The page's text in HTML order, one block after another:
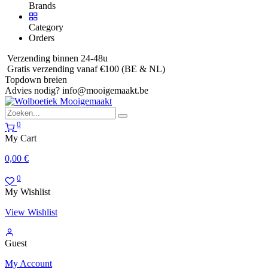
Brands
Category
Orders
Verzending binnen 24-48u
Gratis verzending vanaf €100 (BE & NL)
Topdown breien
Advies nodig? info@mooigemaakt.be
0
My Cart
0,00 €
0
My Wishlist
View Wishlist
Guest
My Account